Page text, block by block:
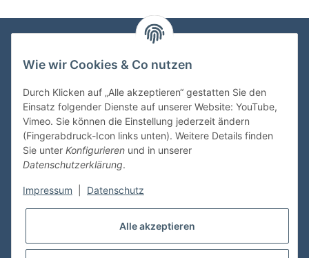
VDMedien24.de
Kasernenstraße 6-10
66482 Zweibrücken
Tel. 06332 72710
eMail: heinz.nickel@vdmedien.de
Shop Service
Wie wir Cookies & Co nutzen
Durch Klicken auf „Alle akzeptieren“ gestatten Sie den
Einsatz folgender Dienste auf unserer Website: YouTube,
Vimeo. Sie können die Einstellung jederzeit ändern
(Fingerabdruck-Icon links unten). Weitere Details finden
Sie unter Konfigurieren und in unserer
Datenschutzerklärung.
Impressum Datenschutz
Alle akzeptieren